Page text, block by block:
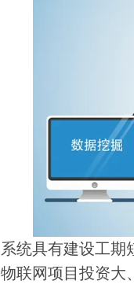
系统具有建设工期
物联网项目投资大